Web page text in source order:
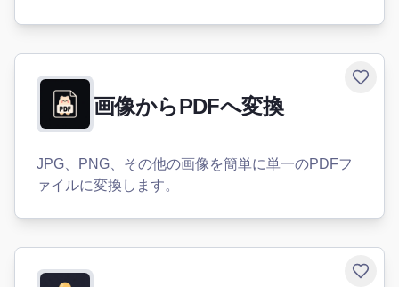
画像からPDFへ変換
JPG、PNG、その他の画像を簡単に単一のPDFフ
ァイルに変換します。